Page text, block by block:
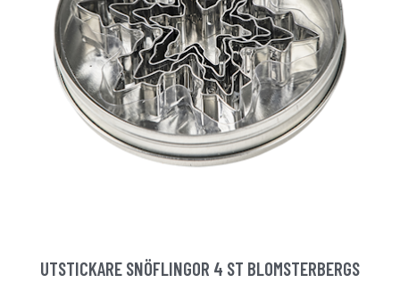
UTSTICKARE SNÖFLINGOR 4 ST BLOMSTERBERGS